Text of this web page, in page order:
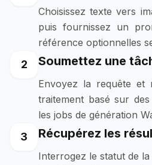
Choisissez texte vers
puis fournissez un
référence optionnelles
2 Soumettez une
Envoyez la requête et
traitement basé sur
les jobs de génération
3 Récupérez les
Interrogez le statut de